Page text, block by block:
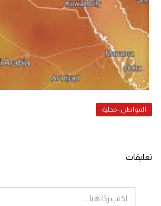
المواطن - محلية
تعليقات